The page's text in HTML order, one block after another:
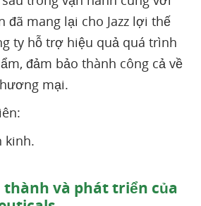
đã mang lại cho Jazz lợi thế
ty hỗ trợ hiệu quả quá trình
đảm bảo thành công cả về
mại.
kinh.
thành và phát triển của